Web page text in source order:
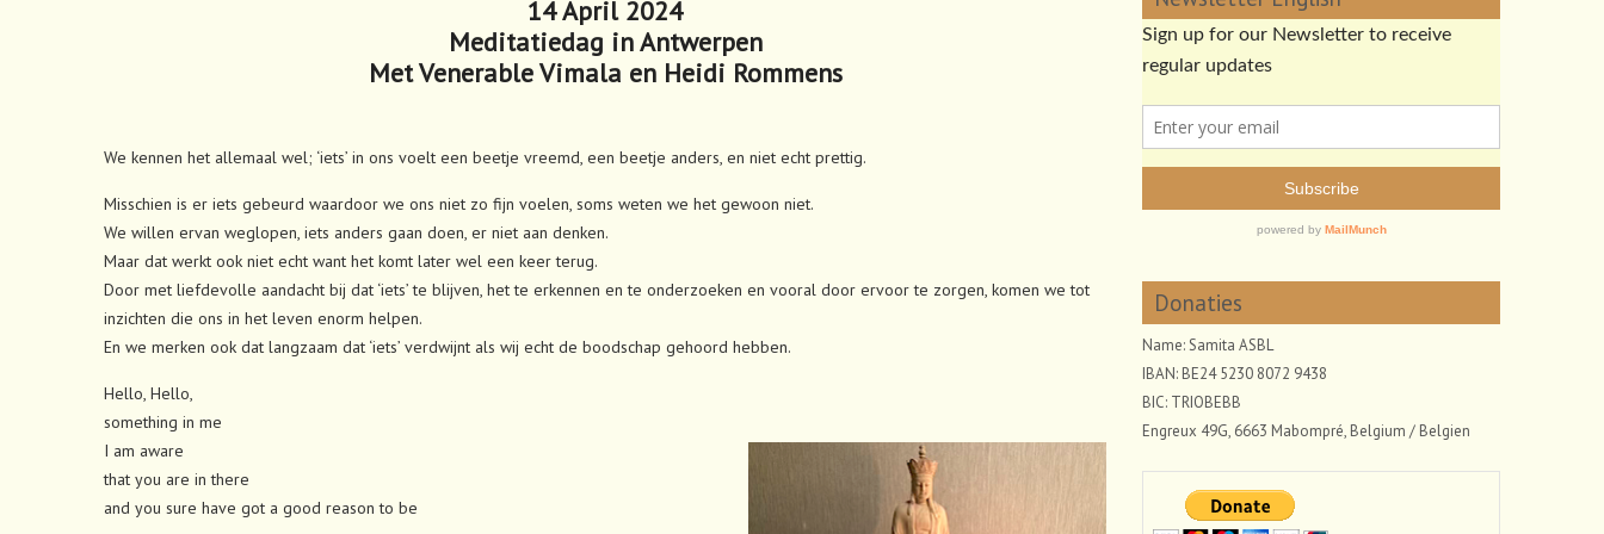
14 April 2024
Meditatiedag in Antwerpen
Met Venerable Vimala en Heidi Rommens
We kennen het allemaal wel; ‘iets’ in ons voelt een beetje vreemd, een beetje anders, en niet echt prettig.
Misschien is er iets gebeurd waardoor we ons niet zo fijn voelen, soms weten we het gewoon niet.
We willen ervan weglopen, iets anders gaan doen, er niet aan denken.
Maar dat werkt ook niet echt want het komt later wel een keer terug.
Door met liefdevolle aandacht bij dat ‘iets’ te blijven, het te erkennen en te onderzoeken en vooral door ervoor te zorgen, komen we tot
inzichten die ons in het leven enorm helpen.
En we merken ook dat langzaam dat ‘iets’ verdwijnt als wij echt de boodschap gehoord hebben.
Hello, Hello,
something in me
I am aware
that you are in there
and you sure have got a good reason to be
Donaties
Name: Samita ASBL
IBAN: BE24 5230 8072 9438
BIC: TRIOBEBB
Engreux 49G, 6663 Mabompré, Belgium / Belgien